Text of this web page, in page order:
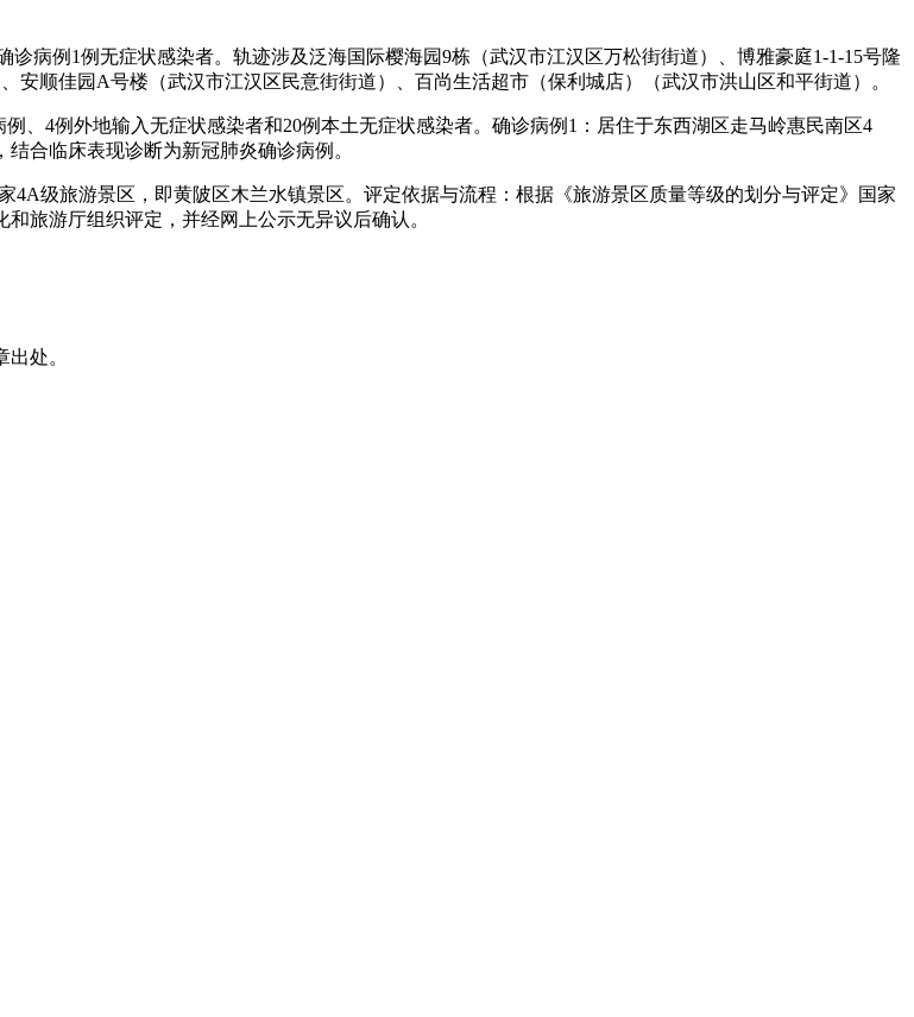
诊病例1例无症状感染者。轨迹涉及泛海国际樱海园9栋（武汉市江汉区万松街街道）、博雅豪庭1-1-15号隆
顺佳园A号楼（武汉市江汉区民意街街道）、百尚生活超市（保利城店）（武汉市洪山区和平街道）。
、4例外地输入无症状感染者和20例本土无症状感染者。确诊病例1：居住于东西湖区走马岭惠民南区4
合临床表现诊断为新冠肺炎确诊病例。
4A级旅游景区，即黄陂区木兰水镇景区。评定依据与流程：根据《旅游景区质量等级的划分与评定》国家
旅游厅组织评定，并经网上公示无异议后确认。
处。